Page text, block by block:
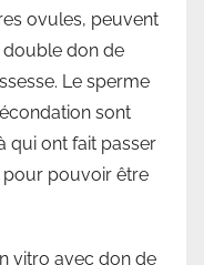
ovules, peuvent
don de
Le sperme
sont
qui ont fait passer
pour pouvoir être
vitro avec don de